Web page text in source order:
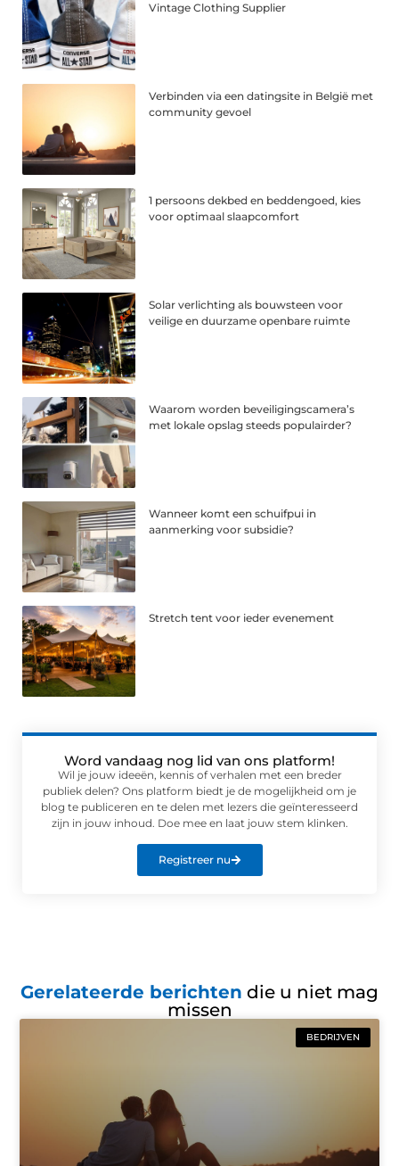
Vintage Clothing Supplier
Verbinden via een datingsite in België met
community gevoel
1 persoons dekbed en beddengoed, kies
voor optimaal slaapcomfort
Solar verlichting als bouwsteen voor
veilige en duurzame openbare ruimte
Waarom worden beveiligingscamera’s
met lokale opslag steeds populairder?
Wanneer komt een schuifpui in
aanmerking voor subsidie?
Stretch tent voor ieder evenement
Word vandaag nog lid van ons platform!
Wil je jouw ideeën, kennis of verhalen met een breder
publiek delen? Ons platform biedt je de mogelijkheid om je
blog te publiceren en te delen met lezers die geïnteresseerd
zijn in jouw inhoud. Doe mee en laat jouw stem klinken.
Registreer nu
Gerelateerde berichten die u niet mag
missen
BEDRIJVEN